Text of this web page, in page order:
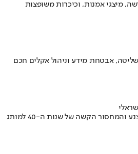
מיצגי אמנות, וכיכרות משופצות
אבטחת מידע וניהול אקלים חכם
איך אסם הפכה את תקופת הצנע והמחסור הקשה של שנות ה-40 למותג